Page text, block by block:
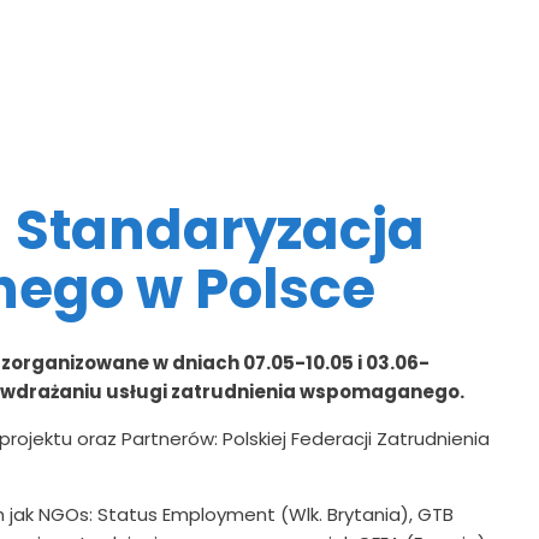
w Polsce
w dniach 07.05-10.05 i 03.06-
usługi zatrudnienia wspomaganego.
oraz Partnerów: Polskiej Federacji Zatrudnienia
NGOs: Status Employment (Wlk. Brytania), GTB